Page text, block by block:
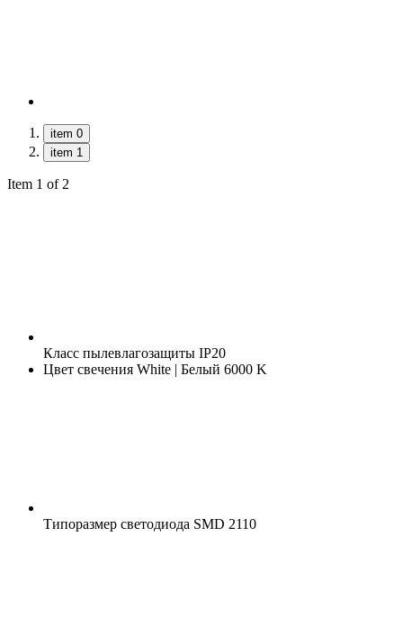
item 0
item 1
Item 1 of 2
Класс пылевлагозащиты IP20
Цвет свечения White | Белый 6000 K
Типоразмер светодиода SMD 2110